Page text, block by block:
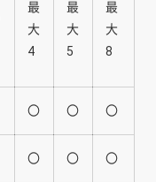
最
大
4
最
大
5
最
大
8
〇 〇 〇
〇 〇 〇